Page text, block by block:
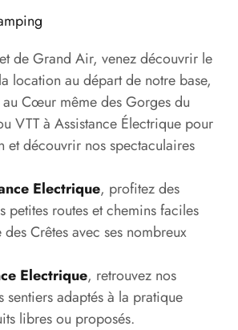
de Grand Air, venez découvrir le
location au départ de notre base,
au Cœur même des Gorges du
VTT à Assistance Électrique pour
et découvrir nos spectaculaires
Electrique, profitez des
petites routes et chemins faciles
Crêtes avec ses nombreux
Electrique, retrouvez nos
sentiers adaptés à la pratique
libres ou proposés.